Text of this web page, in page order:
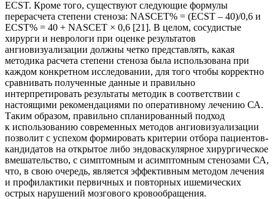
ECST. Кроме того, существуют следующие формулы
перерасчета степени стеноза: NASCET% = (ECST – 40)/0,6 и
ECST% = 40 + NASCET × 0,6 [21]. В целом, сосудистые
хирурги и неврологи при оценке результатов
ангиовизуализации должны четко представлять, какая
методика расчета степени стеноза была использована при
каждом конкретном исследовании, для того чтобы корректно
сравнивать полученные данные и правильно
интерпретировать результаты методик в соответствии с
настоящими рекомендациями по оперативному лечению СА.
Таким образом, правильно спланированный подход
к использованию современных методов ангиовизуализации
позволит с успехом формировать критерии отбора пациентов-
кандидатов на открытое либо эндоваскулярное хирургическое
вмешательство, с симптомным и асимптомным стенозами СА,
что, в свою очередь, является эффективным методом лечения
и профилактики первичных и повторных ишемических
острых нарушений мозгового кровообращения.